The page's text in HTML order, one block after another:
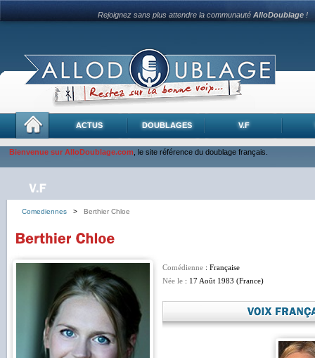
Rejoignez sans plus attendre la communautéAlloDoublage !
ACTUS DOUBLAGES V.F
Bienvenue sur AlloDoublage.com , le site référence du doublage français.
Comediennes > Berthier Chloe
Comédienne : Française
Née le : 17 Août 1983 (France)